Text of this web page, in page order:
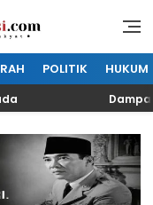
POLITIK HUKUM
Dampak